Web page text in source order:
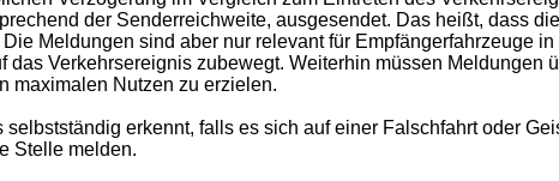
der Senderreichweite, ausgesendet. Das heißt, dass
Meldungen sind aber nur relevant für Empfängerfahrzeuge
Verkehrsereignis zubewegt. Weiterhin müssen Meldungen
maximalen Nutzen zu erzielen.
erkennt, falls es sich auf einer Falschfahrt oder
Stelle melden.